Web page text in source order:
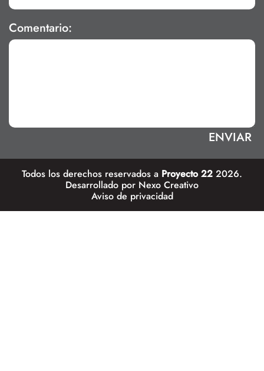
Comentario:
Todos los derechos reservados a Proyecto 22 2026.
Desarrollado por Nexo Creativo
Aviso de privacidad